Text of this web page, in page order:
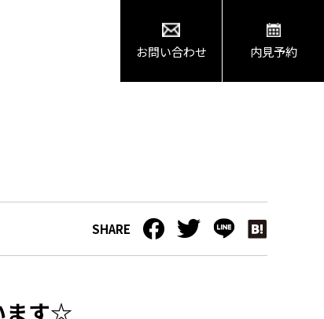
お問い合わせ 内見予約
ます☆